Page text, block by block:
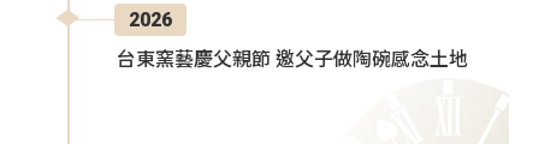
2026
台東窯藝慶父親節 邀父子做陶碗感念土地